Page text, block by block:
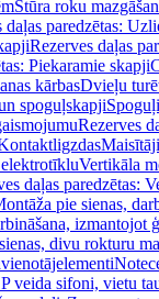
Stūra roku
daļas paredzētas:
Rezerves daļas
Piekaramie skapji
kārbasDvieļu
spoguļskapjiSpoguļi
Rezerves
Maisītāji
elektrotīkluVertikāla
daļas paredzētas:
pie sienas,
izmantojot
divu rokturu
veida sifoni, vietu